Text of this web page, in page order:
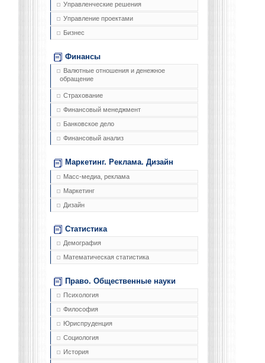
Управленческие решения
Управление проектами
Бизнес
Финансы
Валютные отношения и денежное
обращение
Страхование
Финансовый менеджмент
Банковское дело
Финансовый анализ
Маркетинг. Реклама. Дизайн
Масс-медиа, реклама
Маркетинг
Дизайн
Статистика
Демография
Математическая статистика
Право. Общественные науки
Психология
Философия
Юриспруденция
Социология
История